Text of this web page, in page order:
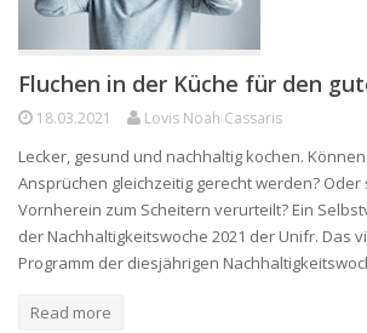
Fluchen in der Küche für den
18.03.2021 Lovis Noah Cassaris
Lecker, gesund und nachhaltig kochen.
Ansprüchen gleichzeitig gerecht werden? Oder
Vornherein zum Scheitern verurteilt? Ein
der Nachhaltigkeitswoche 2021 der Unifr. Das
Programm der diesjährigen
Read more